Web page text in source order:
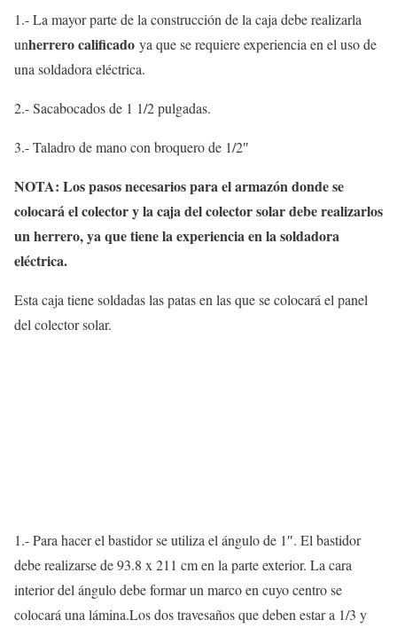
1.- La mayor parte de la construcción de la caja debe realizarla
unherrero calificado ya que se requiere experiencia en el uso de
una soldadora eléctrica.
2.- Sacabocados de 1 1/2 pulgadas.
3.- Taladro de mano con broquero de 1/2″
NOTA: Los pasos necesarios para el armazón donde se
colocará el colector y la caja del colector solar debe realizarlos
un herrero, ya que tiene la experiencia en la soldadora
eléctrica.
Esta caja tiene soldadas las patas en las que se colocará el panel
del colector solar.
1.- Para hacer el bastidor se utiliza el ángulo de 1″. El bastidor
debe realizarse de 93.8 x 211 cm en la parte exterior. La cara
interior del ángulo debe formar un marco en cuyo centro se
colocará una lámina.Los dos travesaños que deben estar a 1/3 y